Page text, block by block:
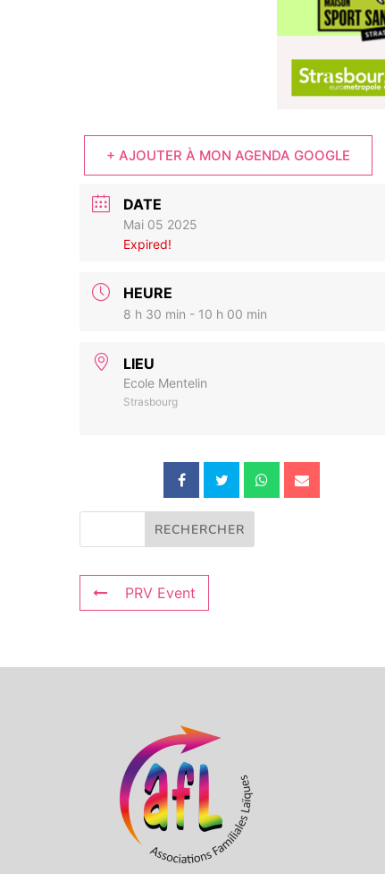
+ AJOUTER À MON AGENDA GOOGLE
DATE
Mai 05 2025
Expired!
HEURE
8 h 30 min - 10 h 00 min
LIEU
Ecole Mentelin
Strasbourg
PRV Event